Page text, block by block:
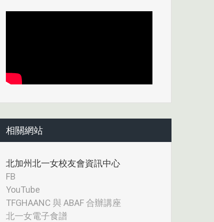
相關網站
北加州北一女校友會資訊中心
FB
YouTube
TFGHAANC 與 ABAF 合辦講座
北一女電子食譜